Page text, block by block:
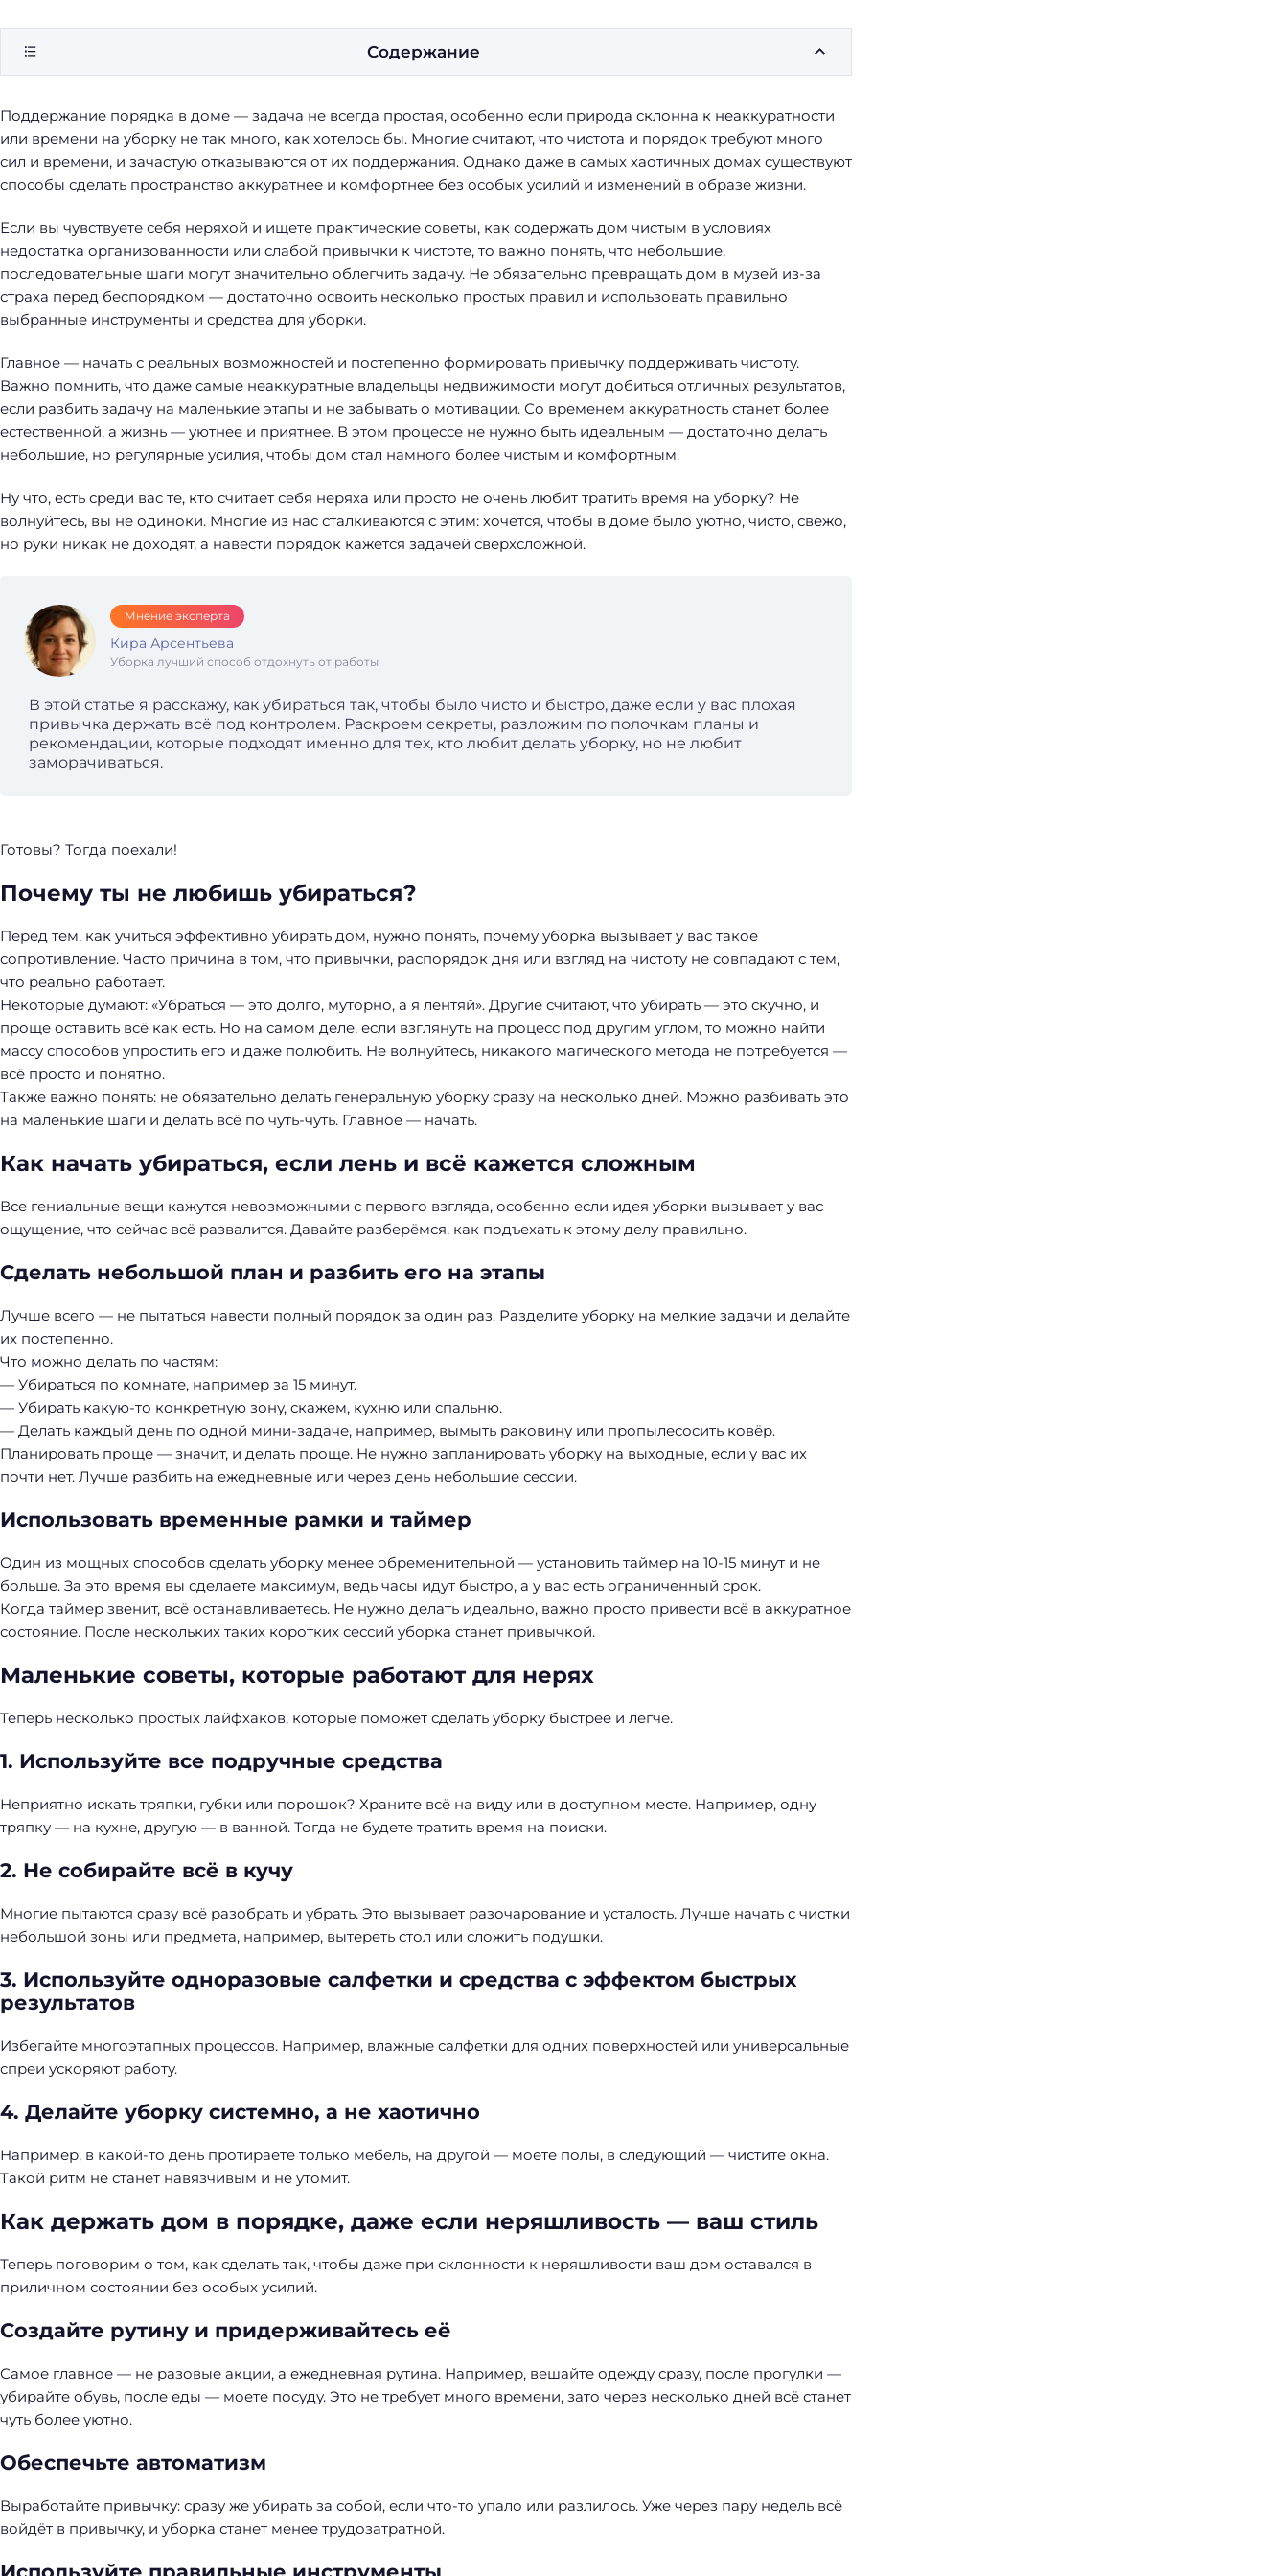
Поддержание порядка в доме — задача не всегда простая, особенно если природа склонна к неаккуратности
или времени на уборку не так много, как хотелось бы. Многие считают, что чистота и порядок требуют много
сил и времени, и зачастую отказываются от их поддержания. Однако даже в самых хаотичных домах существуют
способы сделать пространство аккуратнее и комфортнее без особых усилий и изменений в образе жизни.
Если вы чувствуете себя неряхой и ищете практические советы, как содержать дом чистым в условиях
недостатка организованности или слабой привычки к чистоте, то важно понять, что небольшие,
последовательные шаги могут значительно облегчить задачу. Не обязательно превращать дом в музей из-за
страха перед беспорядком — достаточно освоить несколько простых правил и использовать правильно
выбранные инструменты и средства для уборки.
Главное — начать с реальных возможностей и постепенно формировать привычку поддерживать чистоту.
Важно помнить, что даже самые неаккуратные владельцы недвижимости могут добиться отличных результатов,
если разбить задачу на маленькие этапы и не забывать о мотивации. Со временем аккуратность станет более
естественной, а жизнь — уютнее и приятнее. В этом процессе не нужно быть идеальным — достаточно делать
небольшие, но регулярные усилия, чтобы дом стал намного более чистым и комфортным.
Ну что, есть среди вас те, кто считает себя неряха или просто не очень любит тратить время на уборку? Не
волнуйтесь, вы не одиноки. Многие из нас сталкиваются с этим: хочется, чтобы в доме было уютно, чисто, свежо,
но руки никак не доходят, а навести порядок кажется задачей сверхсложной.
Мнение эксперта
Кира Арсентьева
Уборка лучший способ отдохнуть от работы
В этой статье я расскажу, как убираться так, чтобы было чисто и быстро, даже если у вас плохая
привычка держать всё под контролем. Раскроем секреты, разложим по полочкам планы и
рекомендации, которые подходят именно для тех, кто любит делать уборку, но не любит
заморачиваться.
Готовы? Тогда поехали!
Почему ты не любишь убираться?
Перед тем, как учиться эффективно убирать дом, нужно понять, почему уборка вызывает у вас такое
сопротивление. Часто причина в том, что привычки, распорядок дня или взгляд на чистоту не совпадают с тем,
что реально работает.
Некоторые думают: «Убраться — это долго, муторно, а я лентяй». Другие считают, что убирать — это скучно, и
проще оставить всё как есть. Но на самом деле, если взглянуть на процесс под другим углом, то можно найти
массу способов упростить его и даже полюбить. Не волнуйтесь, никакого магического метода не потребуется —
всё просто и понятно.
Также важно понять: не обязательно делать генеральную уборку сразу на несколько дней. Можно разбивать это
на маленькие шаги и делать всё по чуть-чуть. Главное — начать.
Как начать убираться, если лень и всё кажется сложным
Все гениальные вещи кажутся невозможными с первого взгляда, особенно если идея уборки вызывает у вас
ощущение, что сейчас всё развалится. Давайте разберёмся, как подъехать к этому делу правильно.
Сделать небольшой план и разбить его на этапы
Лучше всего — не пытаться навести полный порядок за один раз. Разделите уборку на мелкие задачи и делайте
их постепенно.
Что можно делать по частям:
— Убираться по комнате, например за 15 минут.
— Убирать какую-то конкретную зону, скажем, кухню или спальню.
— Делать каждый день по одной мини-задаче, например, вымыть раковину или пропылесосить ковёр.
Планировать проще — значит, и делать проще. Не нужно запланировать уборку на выходные, если у вас их
почти нет. Лучше разбить на ежедневные или через день небольшие сессии.
Использовать временные рамки и таймер
Один из мощных способов сделать уборку менее обременительной — установить таймер на 10-15 минут и не
больше. За это время вы сделаете максимум, ведь часы идут быстро, а у вас есть ограниченный срок.
Когда таймер звенит, всё останавливаетесь. Не нужно делать идеально, важно просто привести всё в аккуратное
состояние. После нескольких таких коротких сессий уборка станет привычкой.
Маленькие советы, которые работают для нерях
Теперь несколько простых лайфхаков, которые поможет сделать уборку быстрее и легче.
1. Используйте все подручные средства
Неприятно искать тряпки, губки или порошок? Храните всё на виду или в доступном месте. Например, одну
тряпку — на кухне, другую — в ванной. Тогда не будете тратить время на поиски.
2. Не собирайте всё в кучу
Многие пытаются сразу всё разобрать и убрать. Это вызывает разочарование и усталость. Лучше начать с чистки
небольшой зоны или предмета, например, вытереть стол или сложить подушки.
3. Используйте одноразовые салфетки и средства с эффектом быстрых
результатов
Избегайте многоэтапных процессов. Например, влажные салфетки для одних поверхностей или универсальные
спреи ускоряют работу.
4. Делайте уборку системно, а не хаотично
Например, в какой-то день протираете только мебель, на другой — моете полы, в следующий — чистите окна.
Такой ритм не станет навязчивым и не утомит.
Как держать дом в порядке, даже если неряшливость — ваш стиль
Теперь поговорим о том, как сделать так, чтобы даже при склонности к неряшливости ваш дом оставался в
приличном состоянии без особых усилий.
Создайте рутину и придерживайтесь её
Самое главное — не разовые акции, а ежедневная рутина. Например, вешайте одежду сразу, после прогулки —
убирайте обувь, после еды — моете посуду. Это не требует много времени, зато через несколько дней всё станет
чуть более уютно.
Обеспечьте автоматизм
Выработайте привычку: сразу же убирать за собой, если что-то упало или разлилось. Уже через пару недель всё
войдёт в привычку, и уборка станет менее трудозатратной.
Используйте правильные инструменты
Содержание
а
т